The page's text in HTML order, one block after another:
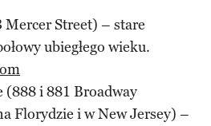
Mercer Street) – stare
ubiegłego wieku.
(888 i 881 Broadway
Florydzie i w New Jersey) –